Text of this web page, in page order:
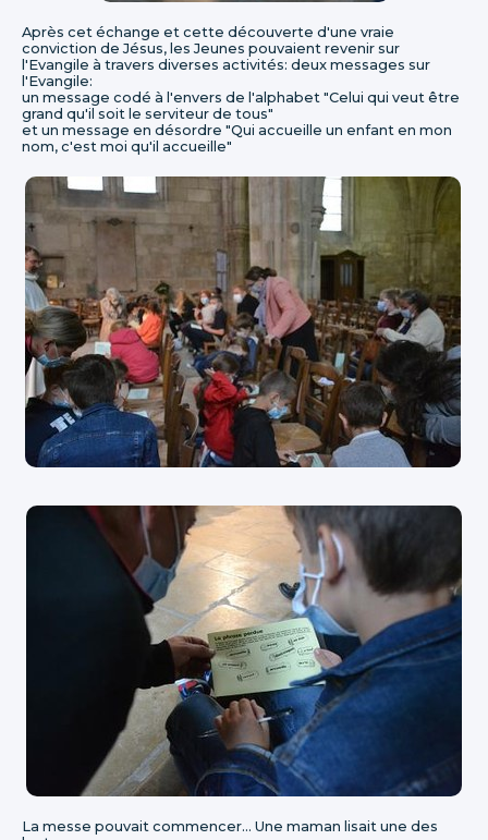
Après cet échange et cette découverte d'une vraie
conviction de Jésus, les Jeunes pouvaient revenir sur
l'Evangile à travers diverses activités: deux messages sur
l'Evangile:
un message codé à l'envers de l'alphabet "Celui qui veut être
grand qu'il soit le serviteur de tous"
et un message en désordre "Qui accueille un enfant en mon
nom, c'est moi qu'il accueille"
La messe pouvait commencer... Une maman lisait une des